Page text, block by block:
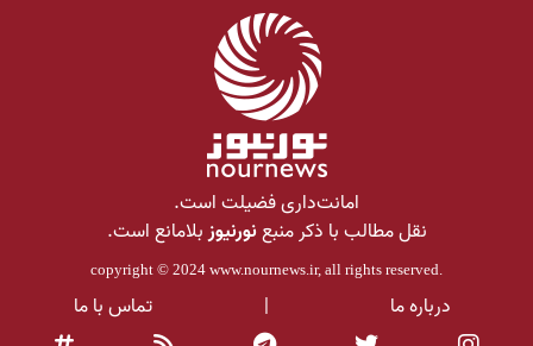
امانت‌داری فضیلت است.
نقل مطالب با ذکر منبعنورنیوزبلامانع است.
copyright © 2024 www.nournews.ir, all rights reserved.
درباره ما | تماس با ما